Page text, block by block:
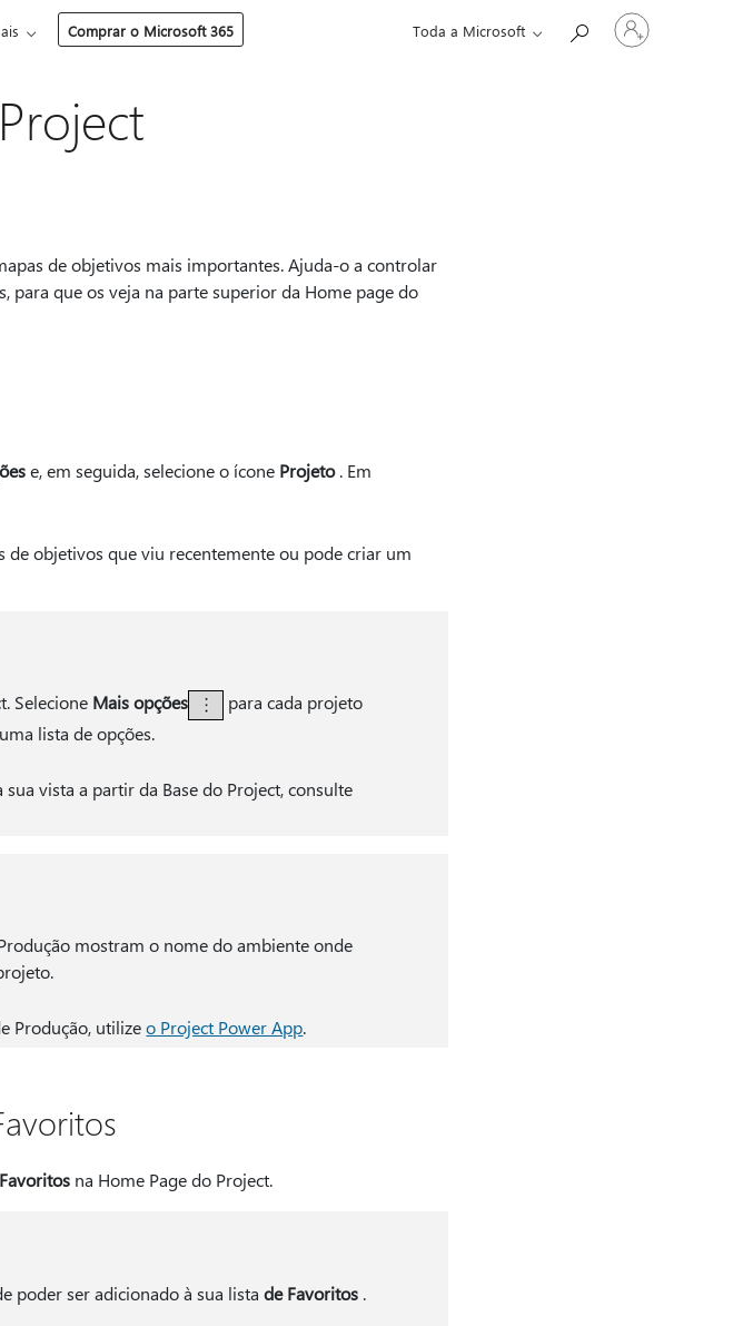
Comprar o Microsoft 365 Toda a Microsoft
Iniciar
sessão
de objetivos mais importantes. Ajuda-o a controlar
que os veja na parte superior da Home page do
e, em seguida, selecione o ícone Projeto. Em
de objetivos que viu recentemente ou pode criar um
Selecione Mais opções
para cada projeto
lista de opções.
vista a partir da Base do Project, consulte
mostram o nome do ambiente onde
Produção, utilizeo Project Power App.
na Home Page do Project.
poder ser adicionado à sua lista de Favoritos.